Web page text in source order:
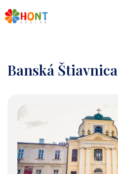
Banská Štiavnica